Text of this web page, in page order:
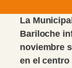
La
Bariloche
noviembre
en el